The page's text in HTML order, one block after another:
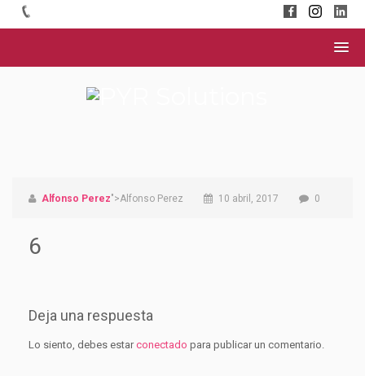
Alfonso Perez">Alfonso Perez 10 abril, 2017 0
6
Deja una respuesta
Lo siento, debes estarconectado para publicar un comentario.